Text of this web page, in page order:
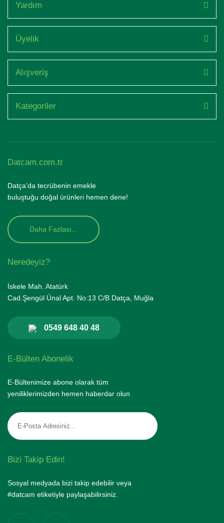
Yardım
Üyelik
Alışveriş
Kategoriler
Datcam.com.tr
Datça’da tecrübenin emekle
buluştuğu doğal ürünleri hemen dene!
Daha Fazlası...
Neredeyiz?
İskele Mah. Atatürk
Cad.Şengül Ünal Apt. No:13 C/B Datça, Muğla
0549 648 40 48
E-Bülten Abonelik
E-Bültenimize abone olarak tüm
yeniliklerimizden hemen haberdar olun
Bizi Takip Edin!
Sosyal medyada bizi takip edebilir veya
#datcam etiketiyle paylaşabilirsiniz.